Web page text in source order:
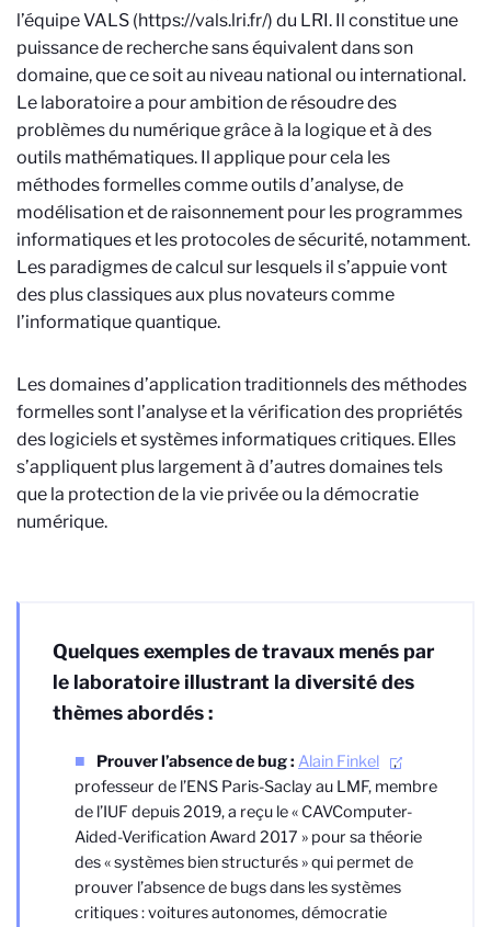
l’équipe VALS (https://vals.lri.fr/) du LRI. Il constitue une
puissance de recherche sans équivalent dans son
domaine, que ce soit au niveau national ou international.
Le laboratoire a pour ambition de résoudre des
problèmes du numérique grâce à la logique et à des
outils mathématiques. Il applique pour cela les
méthodes formelles comme outils d’analyse, de
modélisation et de raisonnement pour les programmes
informatiques et les protocoles de sécurité, notamment.
Les paradigmes de calcul sur lesquels il s’appuie vont
des plus classiques aux plus novateurs comme
l’informatique quantique.
Les domaines d’application traditionnels des méthodes
formelles sont l’analyse et la vérification des propriétés
des logiciels et systèmes informatiques critiques. Elles
s’appliquent plus largement à d’autres domaines tels
que la protection de la vie privée ou la démocratie
numérique.
Quelques exemples de travaux menés par
le laboratoire illustrant la diversité des
thèmes abordés :
Prouver l’absence de bug : Alain Finkel
,
professeur de l’ENS Paris-Saclay au LMF, membre
de l’IUF depuis 2019, a reçu le « CAVComputer-
Aided-VerificationAward 2017 » pour sa théorie
des « systèmes bien structurés » qui permet de
prouver l’absence de bugs dans les systèmes
critiques : voitures autonomes, démocratie